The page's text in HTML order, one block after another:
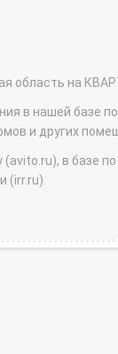
область на
в нашей базе по
и других
в базе по
(irr.ru).